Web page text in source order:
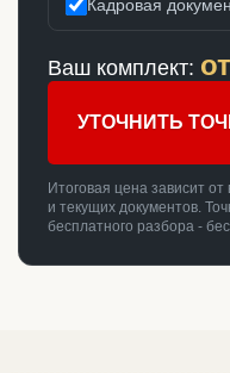
Кадровая
Ваш комплект: от
УТОЧНИТЬ
Итоговая цена зависит
и текущих документов.
бесплатного разбора -